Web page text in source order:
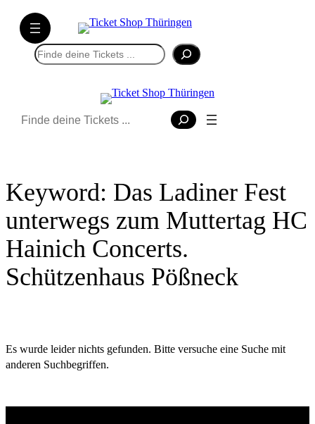
Direkt
zum
Inhalt
wechseln
Suchen
Suchen
Keyword: Das Ladiner Fest
unterwegs zum Muttertag HC
Hainich Concerts.
Schützenhaus Pößneck
Es wurde leider nichts gefunden. Bitte versuche eine Suche mit
anderen Suchbegriffen.